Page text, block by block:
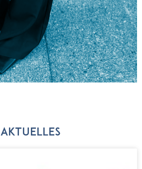
Aktuelles